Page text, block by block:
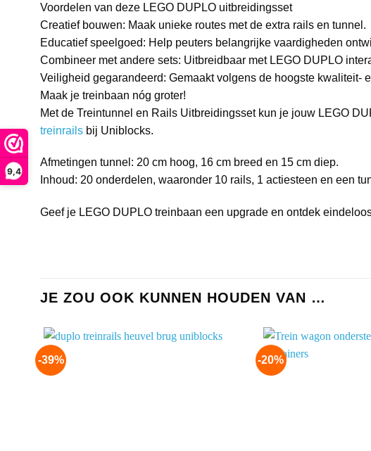
9,4
Voordelen van deze LEGO DUPLO uitbreidingsset
Creatief bouwen: Maak unieke routes met de extra rails en tunnel.
Educatief speelgoed: Help peuters belangrijke vaardigheden
Combineer met andere sets: Uitbreidbaar met LEGO DUPLO
Veiligheid gegarandeerd: Gemaakt volgens de hoogste kwaliteit-
Maak je treinbaan nóg groter!
Met de Treintunnel en Rails Uitbreidingsset kun je jouw LEGO
treinrails bij Uniblocks.
Afmetingen tunnel: 20 cm hoog, 16 cm breed en 15 cm diep.
Inhoud: 20 onderdelen, waaronder 10 rails, 1 actiesteen en een
Geef je LEGO DUPLO treinbaan een upgrade en ontdek
JE ZOU OOK KUNNEN HOUDEN VAN …
-39% -20%